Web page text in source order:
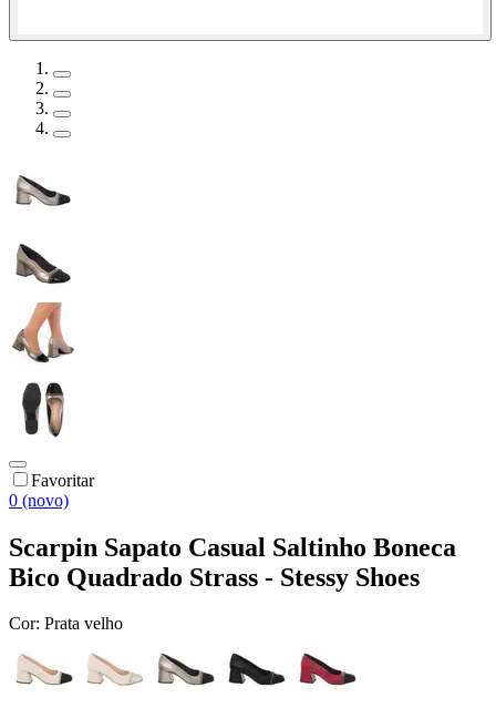
Favoritar
0 (novo)
Scarpin Sapato Casual Saltinho Boneca
Bico Quadrado Strass - Stessy Shoes
Cor: Prata velho